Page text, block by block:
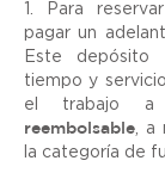
1. Para
pagar un
Este depósito
tiempo y
el trabajo
reembolsable, a
la categoría de